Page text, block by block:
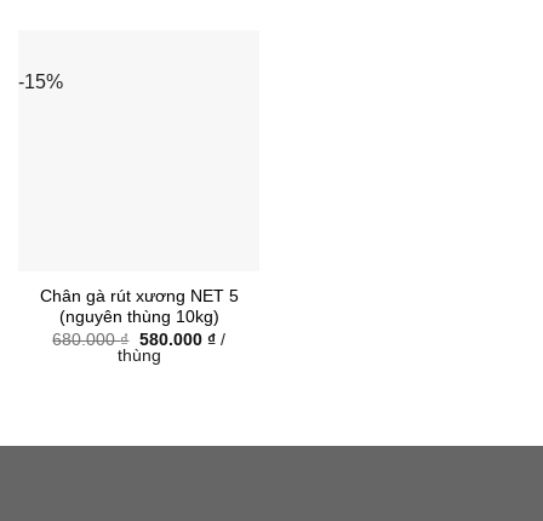
-15%
Chân gà rút xương NET 5
(nguyên thùng 10kg)
680.000₫ Giá
gốc
là:
580.000 ₫Giá
/
thùng